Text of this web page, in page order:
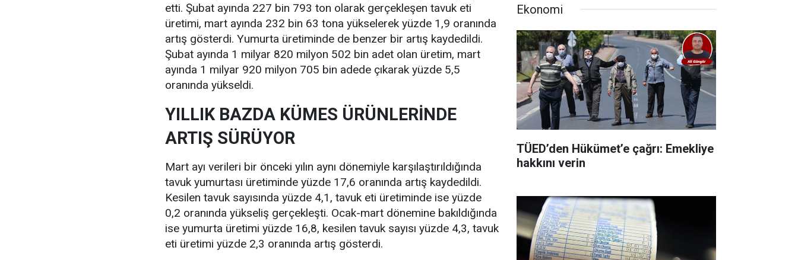
etti. Şubat ayında 227 bin 793 ton olarak gerçekleşen tavuk eti
üretimi, mart ayında 232 bin 63 tona yükselerek yüzde 1,9 oranında
artış gösterdi. Yumurta üretiminde de benzer bir artış kaydedildi.
Şubat ayında 1 milyar 820 milyon 502 bin adet olan üretim, mart
ayında 1 milyar 920 milyon 705 bin adede çıkarak yüzde 5,5
oranında yükseldi.
YILLIK BAZDA KÜMES ÜRÜNLERİNDE
ARTIŞ SÜRÜYOR
Mart ayı verileri bir önceki yılın aynı dönemiyle karşılaştırıldığında
tavuk yumurtası üretiminde yüzde 17,6 oranında artış kaydedildi.
Kesilen tavuk sayısında yüzde 4,1, tavuk eti üretiminde ise yüzde
0,2 oranında yükseliş gerçekleşti. Ocak-mart dönemine bakıldığında
ise yumurta üretimi yüzde 16,8, kesilen tavuk sayısı yüzde 4,3, tavuk
eti üretimi yüzde 2,3 oranında artış gösterdi.
Ekonomi
TÜED’den Hükümet’e çağrı: Emekliye
hakkını verin